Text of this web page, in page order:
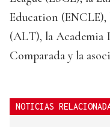
Education
(ALT), la Academia
Comparada y la
NOTICIAS